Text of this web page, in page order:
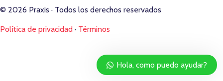
© 2026 Praxis · Todos los derechos reservados
Política de privacidad · Términos
Hola, como puedo ayudar?